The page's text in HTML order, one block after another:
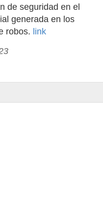
de seguridad en el
generada en los
robos. link